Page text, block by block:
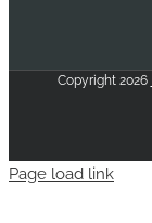
Copyright 2026
Page load link